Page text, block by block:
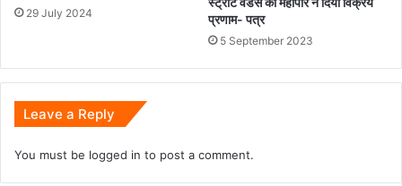
29 July 2024
प्रणाम- पत्र
5 September 2023
Leave a Reply
You must be logged in to post a comment.